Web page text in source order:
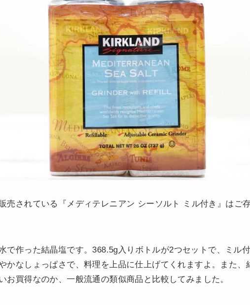
売されている『メディテレニアン シーソルト ミル付き』はご
で作った結晶塩です。368.5g入りボトルが2つセットで、ミル
かなしょっぱさで、料理を上品に仕上げてくれますよ。また、
お買得なのか、一般流通の類似商品と比較してみました。